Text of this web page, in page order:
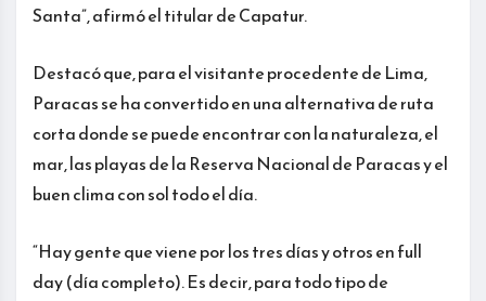
Santa”, afirmó el titular de Capatur.
Destacó que, para el visitante procedente de Lima,
Paracas se ha convertido en una alternativa de ruta
corta donde se puede encontrar con la naturaleza, el
mar, las playas de la Reserva Nacional de Paracas y el
buen clima con sol todo el día.
“Hay gente que viene por los tres días y otros en full
day (día completo). Es decir, para todo tipo de